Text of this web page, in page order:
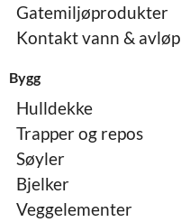
Gatemiljøprodukter
Kontakt vann & avløp
Bygg
Hulldekke
Trapper og repos
Søyler
Bjelker
Veggelementer